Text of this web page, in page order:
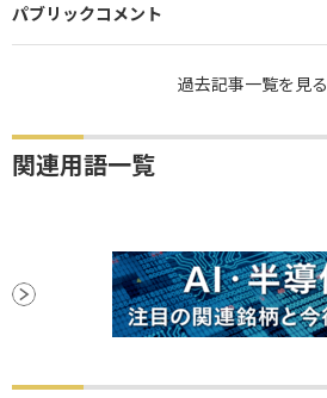
パブリックコメント
過去記事一覧を見る
関連用語一覧